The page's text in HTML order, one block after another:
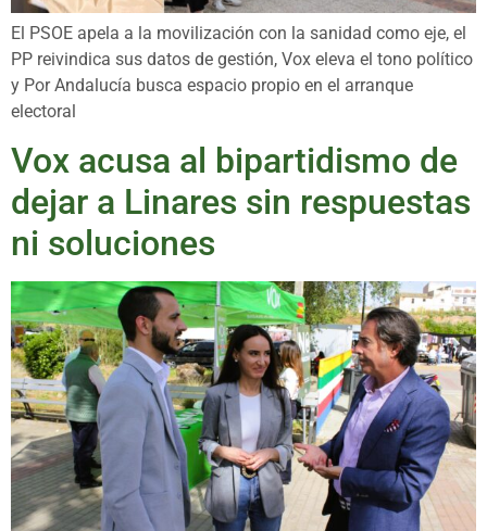
El PSOE apela a la movilización con la sanidad como eje, el
PP reivindica sus datos de gestión, Vox eleva el tono político
y Por Andalucía busca espacio propio en el arranque
electoral
Vox acusa al bipartidismo de
dejar a Linares sin respuestas
ni soluciones